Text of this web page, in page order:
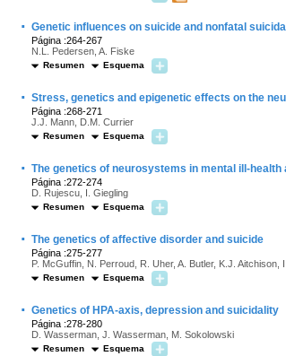
· Genetic influences on suicide and nonfatal
Página :264-267
N.L. Pedersen, A. Fiske
Resumen Esquema
· Stress, genetics and epigenetic effects on the
Página :268-271
J.J. Mann, D.M. Currier
Resumen Esquema
· The genetics of neurosystems in mental ill-
Página :272-274
D. Rujescu, I. Giegling
Resumen Esquema
· The genetics of affective disorder and suicide
Página :275-277
P. McGuffin, N. Perroud, R. Uher, A. Butler, K.J. Aitchison,
Resumen Esquema
· Genetics of HPA-axis, depression and suicidality
Página :278-280
D. Wasserman, J. Wasserman, M. Sokolowski
Resumen Esquema